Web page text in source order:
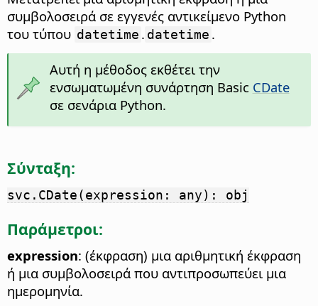
συμβολοσειρά σε εγγενές αντικείμενο Python
του τύπου datetime . datetime .
Αυτή η μέθοδος εκθέτει την
ενσωματωμένη συνάρτηση Basic CDate
σε σενάρια Python.
Σύνταξη:
svc.CDate(expression: any): obj
Παράμετροι:
expression: (έκφραση) μια αριθμητική έκφραση
ή μια συμβολοσειρά που αντιπροσωπεύει μια
ημερομηνία.